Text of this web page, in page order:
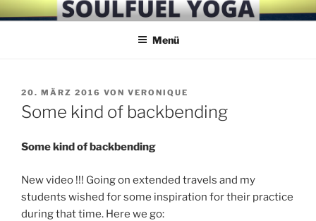
Zum
InhaltSOULFUEL YOGA
Menü
VERÖFFENTLICHT
AM
20. MÄRZ 2016 VON VERONIQUE
Some kind of backbending
Some kind of backbending
New video !!! Going on extended travels and my
students wished for some inspiration for their practice
during that time. Here we go: